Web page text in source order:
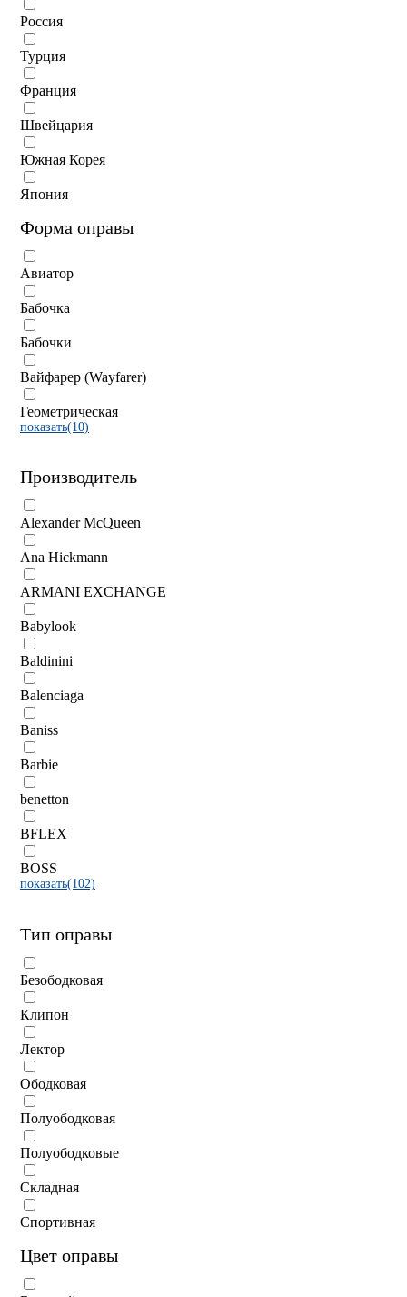
Россия
Турция
Франция
Швейцария
Южная Корея
Япония
Форма оправы
Авиатор
Бабочка
Бабочки
Вайфарер (Wayfarer)
Геометрическая
показать(10)
Производитель
Alexander McQueen
Ana Hickmann
ARMANI EXCHANGE
Babylook
Baldinini
Balenciaga
Baniss
Barbie
benetton
BFLEX
BOSS
показать(102)
Тип оправы
Безободковая
Клипон
Лектор
Ободковая
Полуободковая
Полуободковые
Складная
Спортивная
Цвет оправы